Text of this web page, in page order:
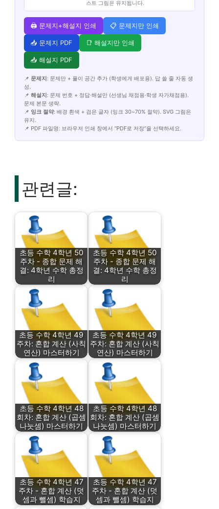
스트 그림은 유지됩니다.
🖨️ 문제지+해설지 인쇄 📋 문제지만 인쇄
📥 문제지 PDF 📑 해설지만 인쇄
📥 해설지 PDF
📌 문제지: 문제만 + 풀이 공간 추가 (학생에게 배포용). 답 쓸 줄 자동 생
성.
📌 해설지: 문제 번호 + 정답·해설만 (선생님 채점용·학생 자가채점용).
문제 본문 생략.
📌 잉크 절약: 배경 흰색 + 검은 글자 (잉크 30~70% 절약). SVG 그림은
유지.
📌 PDF 파일명: 브라우저 인쇄 창에서 “PDF로 저장”을 선택하세요.
관련글:
초등 수학 4학년 50
주차 - 종합 문제 해
결: 4학년 수학 총정
리
초등 수학 4학년 50
주차 - 종합 문제 해
결: 4학년 수학 총정
리
초등 수학 4학년 49
주차: 혼합 계산 (사칙
연산) 마스터하기
초등 수학 4학년 49
주차: 혼합 계산 (사칙
연산) 마스터하기
초등 수학 4학년 48
회차: 혼합 계산 (곱셈
나눗셈) 마스터하기
초등 수학 4학년 48
회차: 혼합 계산 (곱셈
나눗셈) 마스터하기
초등 수학 4학년 47
주차 - 혼합 계산 (덧
셈과 뺄셈) 학습지
초등 수학 4학년 47
주차 - 혼합 계산 (덧
셈과 뺄셈) 학습지